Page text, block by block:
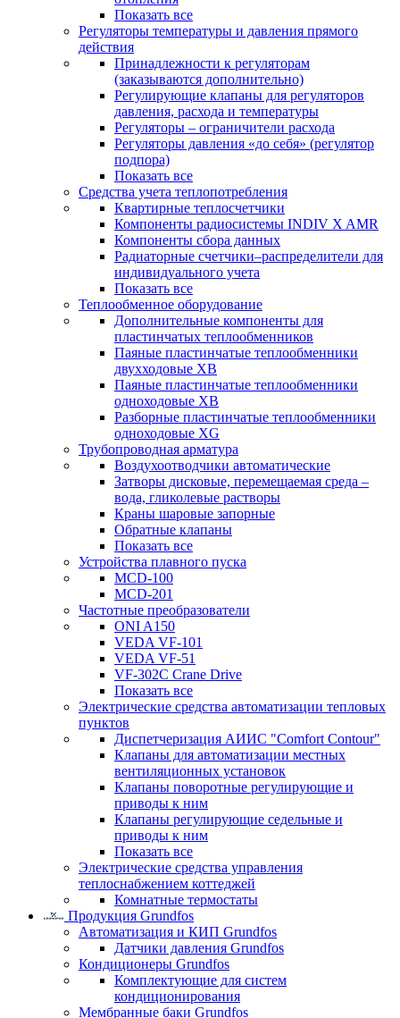
Показать все
Регуляторы температуры и давления прямого
действия
Принадлежности к регуляторам
(заказываются дополнительно)
Регулирующие клапаны для регуляторов
давления, расхода и температуры
Регуляторы – ограничители расхода
Регуляторы давления «до себя» (регулятор
подпора)
Показать все
Средства учета теплопотребления
Квартирные теплосчетчики
Компоненты радиосистемы INDIV X AMR
Компоненты сбора данных
Радиаторные счетчики–распределители для
индивидуального учета
Показать все
Теплообменное оборудование
Дополнительные компоненты для
пластинчатых теплообменников
Паяные пластинчатые теплообменники
двухходовые XB
Паяные пластинчатые теплообменники
одноходовые ХВ
Разборные пластинчатые теплообменники
одноходовые ХG
Трубопроводная арматура
Воздухоотводчики автоматические
Затворы дисковые, перемещаемая среда –
вода, гликолевые растворы
Краны шаровые запорные
Обратные клапаны
Показать все
Устройства плавного пуска
MCD-100
MCD-201
Частотные преобразователи
ONI A150
VEDA VF-101
VEDA VF-51
VF-302C Crane Drive
Показать все
Электрические средства автоматизации тепловых
пунктов
Диспетчеризация АИИС "Comfort Contour"
Клапаны для автоматизации местных
вентиляционных установок
Клапаны поворотные регулирующие и
приводы к ним
Клапаны регулирующие седельные и
приводы к ним
Показать все
Электрические средства управления
теплоснабжением коттеджей
Комнатные термостаты
Продукция Grundfos
Автоматизация и КИП Grundfos
Датчики давления Grundfos
Кондиционеры Grundfos
Комплектующие для систем
кондиционирования
Мембранные баки Grundfos